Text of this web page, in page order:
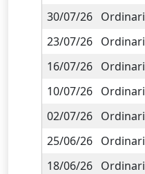
30/07/26
Ordinari
23/07/26
Ordinari
16/07/26
Ordinari
10/07/26
Ordinari
02/07/26
Ordinari
25/06/26
Ordinari
18/06/26
Ordinari